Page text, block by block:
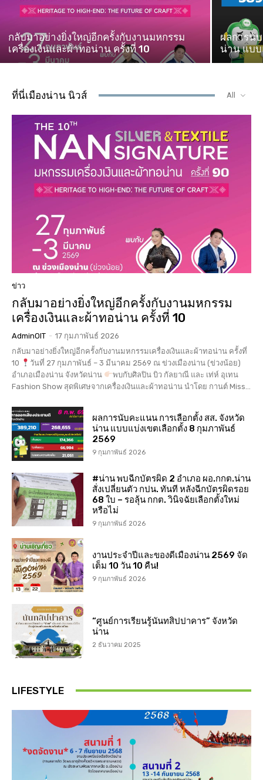
กลับมาอย่างยิ่งใหญ่อีกครั้งกับงานมหกรรม
เครื่องเงินและผ้าทอน่าน ครั้งที่ 10
ผลการนั
น่าน แบบ
ที่นี่เมืองน่าน นิวส์ All
ข่าว
กลับมาอย่างยิ่งใหญ่อีกครั้งกับงานมหกรรม
เครื่องเงินและผ้าทอน่าน ครั้งที่ 10
AdminOIT - 17 กุมภาพันธ์ 2026
กลับมาอย่างยิ่งใหญ่อีกครั้งกับงานมหกรรมเครื่องเงินและผ้าทอน่าน ครั้งที่
10
วันที่ 27 กุมภาพันธ์ – 3 มีนาคม 2569 ณ ข่วงเมืองน่าน (ข่วงน้อย)
อำเภอเมืองน่าน จังหวัดน่าน
พบกับศิลปิน บิว กัลยาณี และ เท่ห์ อุเทน
Fashion Show สุดพิเศษจากเครื่องเงินและผ้าทอน่าน นำโดย กานต์ Miss...
ผลการนับคะแนน การเลือกตั้ง สส. จังหวัด
น่าน แบบแบ่งเขตเลือกตั้ง 8 กุมภาพันธ์
2569
9 กุมภาพันธ์ 2026
#น่าน พบฉีกบัตรผิด 2 อำเภอ ผอ.กกต.น่าน
สั่งเปลี่ยนตัว กปน. ทันที หลังฉีกบัตรผิดรอย
68 ใบ – รอลุ้น กกต. วินิจฉัยเลือกตั้งใหม่
หรือไม่
9 กุมภาพันธ์ 2026
งานประจำปีและของดีเมืองน่าน 2569 จัด
เต็ม 10 วัน 10 คืน!
9 กุมภาพันธ์ 2026
“ศูนย์การเรียนรู้นันทสิปปาคาร” จังหวัด
น่าน
2 ธันวาคม 2025
LIFESTYLE